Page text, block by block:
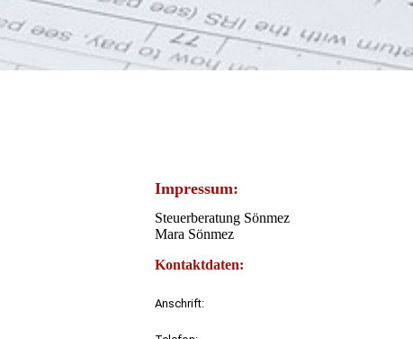
Impressum:
Steuerberatung Sönmez
Mara Sönmez
Kontaktdaten:
Anschrift: